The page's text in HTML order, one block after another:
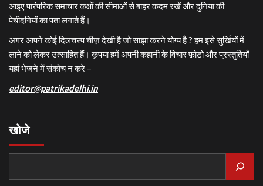
आइए पारंपरिक समाचार कक्षों की सीमाओं से बाहर कदम रखें और दुनिया की
पेचीदगियों का पता लगाते हैं।
अगर आपने कोई दिलचस्प चीज़ देखी है जो साझा करने योग्य है ? हम इसे सुर्खियों में
लाने को लेकर उत्साहित हैं। कृपया हमें अपनी कहानी के विचार फ़ोटो और प्रस्तुतियाँ
यहां भेजने में संकोच न करे –
editor@patrikadelhi.in
खोजे